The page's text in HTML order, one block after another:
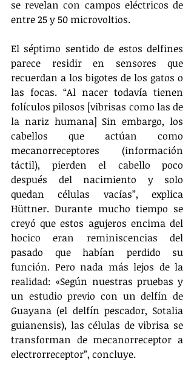
se revelan con campos eléctricos de
entre 25 y 50 microvoltios.
El séptimo sentido de estos delfines
parece residir en sensores que
recuerdan a los bigotes de los gatos o
las focas. “Al nacer todavía tienen
folículos pilosos [vibrisas como las de
la nariz humana] Sin embargo, los
cabellos que actúan como
mecanorreceptores (información
táctil), pierden el cabello poco
después del nacimiento y solo
quedan células vacías”, explica
Hüttner. Durante mucho tiempo se
creyó que estos agujeros encima del
hocico eran reminiscencias del
pasado que habían perdido su
función. Pero nada más lejos de la
realidad: «Según nuestras pruebas y
un estudio previo con un delfín de
Guayana (el delfín pescador, Sotalia
guianensis), las células de vibrisa se
transforman de mecanorreceptor a
electrorreceptor”, concluye.